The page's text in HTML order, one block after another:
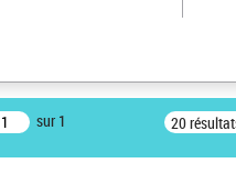
sur 1 20